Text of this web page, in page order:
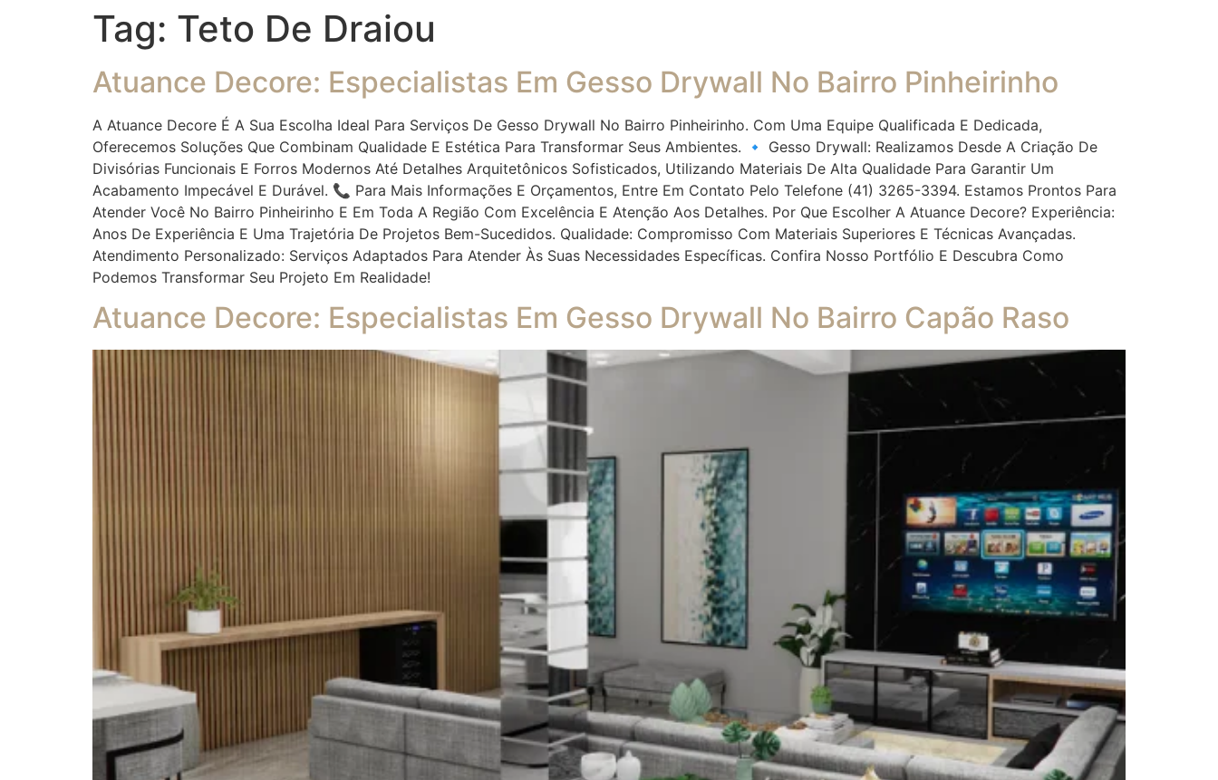
Tag: Teto De Draiou
Atuance Decore: Especialistas Em Gesso Drywall No Bairro Pinheirinho
A Atuance Decore É A Sua Escolha Ideal Para Serviços De Gesso Drywall No Bairro Pinheirinho. Com Uma Equipe Qualificada E Dedicada,
Oferecemos Soluções Que Combinam Qualidade E Estética Para Transformar Seus Ambientes. 🔹 Gesso Drywall: Realizamos Desde A Criação De
Divisórias Funcionais E Forros Modernos Até Detalhes Arquitetônicos Sofisticados, Utilizando Materiais De Alta Qualidade Para Garantir Um
Acabamento Impecável E Durável. 📞 Para Mais Informações E Orçamentos, Entre Em Contato Pelo Telefone (41) 3265-3394. Estamos Prontos Para
Atender Você No Bairro Pinheirinho E Em Toda A Região Com Excelência E Atenção Aos Detalhes. Por Que Escolher A Atuance Decore? Experiência:
Anos De Experiência E Uma Trajetória De Projetos Bem-Sucedidos. Qualidade: Compromisso Com Materiais Superiores E Técnicas Avançadas.
Atendimento Personalizado: Serviços Adaptados Para Atender Às Suas Necessidades Específicas. Confira Nosso Portfólio E Descubra Como
Podemos Transformar Seu Projeto Em Realidade!
Atuance Decore: Especialistas Em Gesso Drywall No Bairro Capão Raso